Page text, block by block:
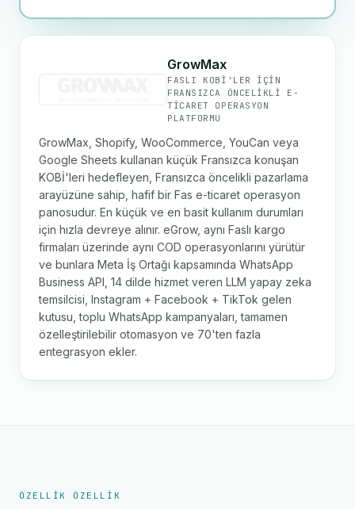
GrowMax
FASLI KOBİ'LER IÇIN
FRANSIZCA ÖNCELIKLI E-
TICARET OPERASYON
PLATFORMU
GrowMax, Shopify, WooCommerce, YouCan veya
Google Sheets kullanan küçük Fransızca konuşan
KOBİ'leri hedefleyen, Fransızca öncelikli pazarlama
arayüzüne sahip, hafif bir Fas e-ticaret operasyon
panosudur. En küçük ve en basit kullanım durumları
için hızla devreye alınır. eGrow, aynı Faslı kargo
firmaları üzerinde aynı COD operasyonlarını yürütür
ve bunlara Meta İş Ortağı kapsamında WhatsApp
Business API, 14 dilde hizmet veren LLM yapay zeka
temsilcisi, Instagram + Facebook + TikTok gelen
kutusu, toplu WhatsApp kampanyaları, tamamen
özelleştirilebilir otomasyon ve 70'ten fazla
entegrasyon ekler.
ÖZELLIK ÖZELLIK